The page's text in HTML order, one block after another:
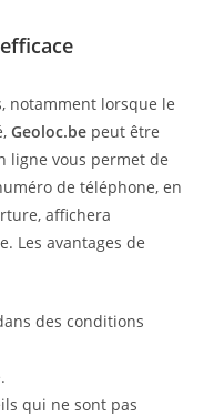
notamment lorsque le
Geoloc.be peut être
ligne vous permet de
de téléphone, en
affichera
Les avantages de
des conditions
qui ne sont pas